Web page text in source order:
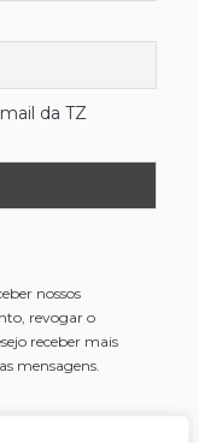
da TZ
nossos
revogar o
receber mais
mensagens.